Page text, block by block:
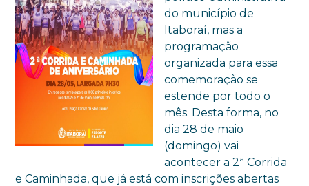
do município de
Itaboraí, mas a
programação
organizada para essa
comemoração se
estende por todo o
mês. Desta forma, no
dia 28 de maio
(domingo) vai
acontecer a 2ª Corrida
e Caminhada, que já está com inscrições abertas